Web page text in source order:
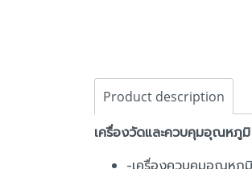
Product description
เครื่องวัดและควบคุมอุณหภู